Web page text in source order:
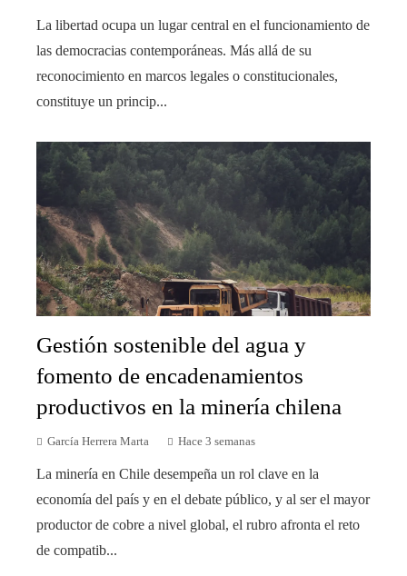
La libertad ocupa un lugar central en el funcionamiento de
las democracias contemporáneas. Más allá de su
reconocimiento en marcos legales o constitucionales,
constituye un princip...
Gestión sostenible del agua y
fomento de encadenamientos
productivos en la minería chilena
García Herrera Marta Hace 3 semanas
La minería en Chile desempeña un rol clave en la
economía del país y en el debate público, y al ser el mayor
productor de cobre a nivel global, el rubro afronta el reto
de compatib...